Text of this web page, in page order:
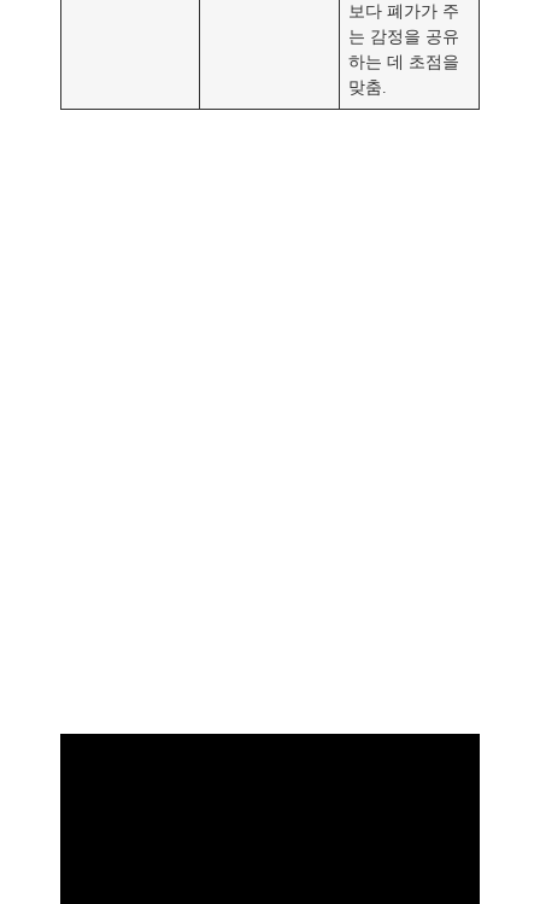
보다 폐가가 주
는 감정을 공유
하는 데 초점을
맞춤.